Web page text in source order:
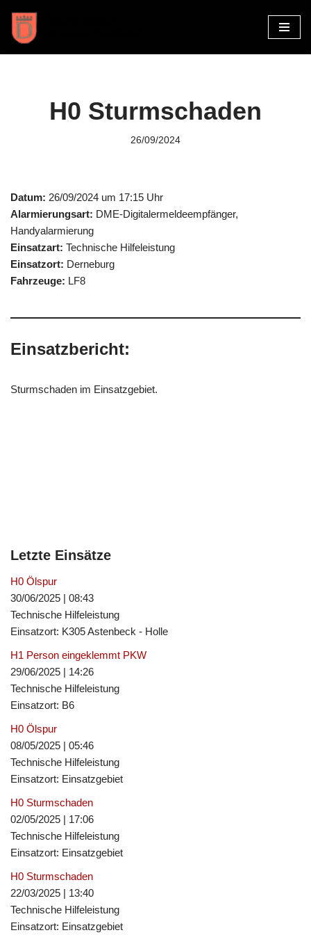
Zum
Inhalt
H0 Sturmschaden
26/09/2024
Datum: 26/09/2024 um 17:15 Uhr
Alarmierungsart: DME-Digitalermeldeempfänger,
Handyalarmierung
Einsatzart: Technische Hilfeleistung
Einsatzort: Derneburg
Fahrzeuge: LF8
Einsatzbericht:
Sturmschaden im Einsatzgebiet.
Letzte Einsätze
H0 Ölspur
30/06/2025 | 08:43
Technische Hilfeleistung
Einsatzort: K305 Astenbeck - Holle
H1 Person eingeklemmt PKW
29/06/2025 | 14:26
Technische Hilfeleistung
Einsatzort: B6
H0 Ölspur
08/05/2025 | 05:46
Technische Hilfeleistung
Einsatzort: Einsatzgebiet
H0 Sturmschaden
02/05/2025 | 17:06
Technische Hilfeleistung
Einsatzort: Einsatzgebiet
H0 Sturmschaden
22/03/2025 | 13:40
Technische Hilfeleistung
Einsatzort: Einsatzgebiet